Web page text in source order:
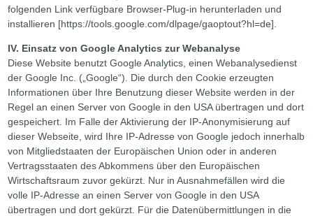
folgenden Link verfügbare Browser-Plug-in herunterladen und
installieren [https://tools.google.com/dlpage/gaoptout?hl=de]
IV. Einsatz von Google Analytics zur Webanalyse
Diese Website benutzt Google Analytics, einen Webanalysedienst
der Google Inc. („Google“). Die durch den Cookie erzeugten
Informationen über Ihre Benutzung dieser Website werden in der
Regel an einen Server von Google in den USA übertragen und dort
gespeichert. Im Falle der Aktivierung der IP-Anonymisierung auf
dieser Webseite, wird Ihre IP-Adresse von Google jedoch innerhalb
von Mitgliedstaaten der Europäischen Union oder in anderen
Vertragsstaaten des Abkommens über den Europäischen
Wirtschaftsraum zuvor gekürzt. Nur in Ausnahmefällen wird die
volle IP-Adresse an einen Server von Google in den USA
übertragen und dort gekürzt. Für die Datenübermittlungen in die